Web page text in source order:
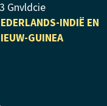
Gnvldcie
INDIË EN
GUINEA